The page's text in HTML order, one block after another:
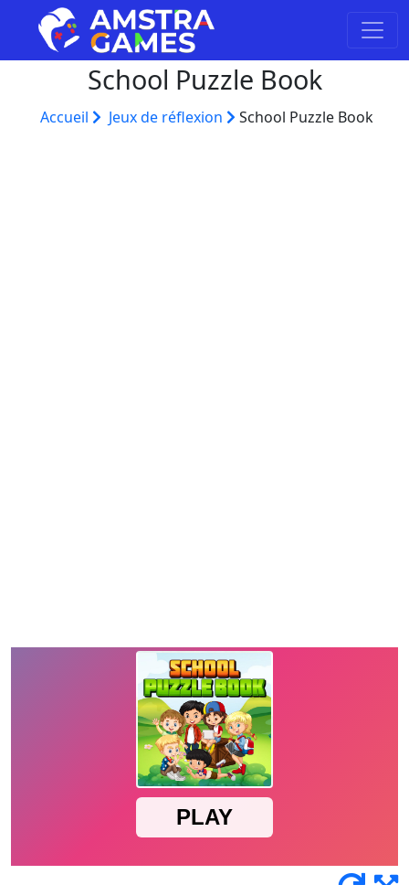
School Puzzle Book
Accueil Jeux de réflexion School Puzzle Book